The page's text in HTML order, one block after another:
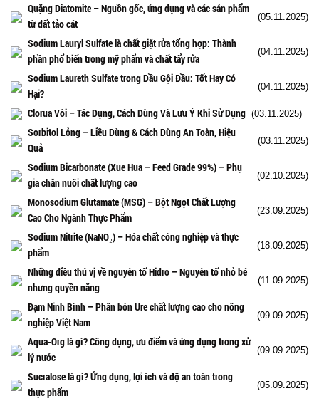
Quặng Diatomite – Nguồn gốc, ứng dụng và các sản phẩm
từ đất tảo cát
(05.11.2025)
Sodium Lauryl Sulfate là chất giặt rửa tổng hợp: Thành
phần phổ biến trong mỹ phẩm và chất tẩy rửa
(04.11.2025)
Sodium Laureth Sulfate trong Dầu Gội Đầu: Tốt Hay Có
Hại?
(04.11.2025)
Clorua Vôi – Tác Dụng, Cách Dùng Và Lưu Ý Khi Sử Dụng (03.11.2025)
Sorbitol Lỏng – Liều Dùng & Cách Dùng An Toàn, Hiệu
Quả
(03.11.2025)
Sodium Bicarbonate (Xue Hua – Feed Grade 99%) – Phụ
gia chăn nuôi chất lượng cao
(02.10.2025)
Monosodium Glutamate (MSG) – Bột Ngọt Chất Lượng
Cao Cho Ngành Thực Phẩm
(23.09.2025)
Sodium Nitrite (NaNO₂) – Hóa chất công nghiệp và thực
phẩm
(18.09.2025)
Những điều thú vị về nguyên tố Hidro – Nguyên tố nhỏ bé
nhưng quyền năng
(11.09.2025)
Đạm Ninh Bình – Phân bón Ure chất lượng cao cho nông
nghiệp Việt Nam
(09.09.2025)
Aqua-Org là gì? Công dụng, ưu điểm và ứng dụng trong xử
lý nước
(09.09.2025)
Sucralose là gì? Ứng dụng, lợi ích và độ an toàn trong
thực phẩm
(05.09.2025)